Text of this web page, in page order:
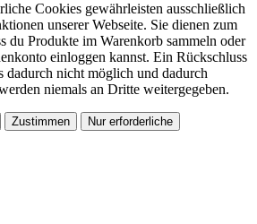
Cookies gewährleisten ausschließlich
unserer Webseite. Sie dienen zum
du Produkte im Warenkorb sammeln oder
einloggen kannst. Ein Rückschluss
dadurch nicht möglich und dadurch
niemals an Dritte weitergegeben.
Zustimmen Nur erforderliche